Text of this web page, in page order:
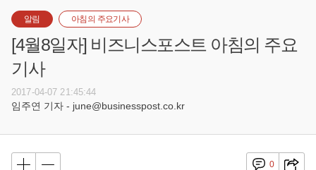
알림 아침의 주요기사
[4월8일자] 비즈니스포스트 아침의 주요
기사
2017-04-07 21:45:44
임주연 기자 - june@businesspost.co.kr
0